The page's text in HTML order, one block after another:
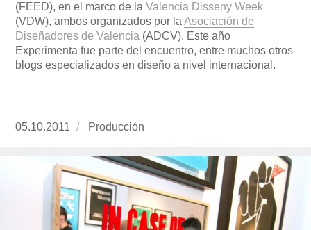
(FEED), en el marco de laValencia Disseny Week
(VDW), ambos organizados por laAsociación de
Diseñadores de Valencia (ADCV). Este año
Experimenta fue parte del encuentro, entre muchos otros
blogs especializados en diseño a nivel internacional.
Publicado
05.10.2011 https://www.experimenta.es/author/
Producción